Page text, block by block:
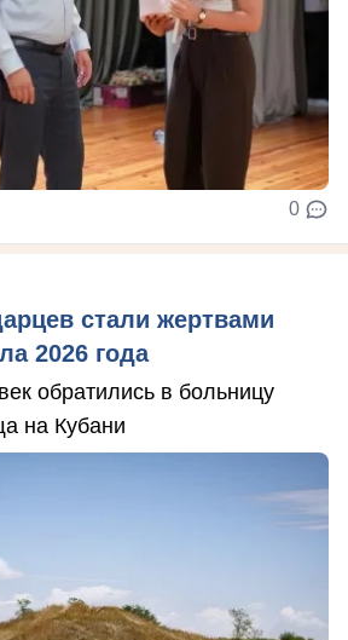
0
стали жертвами
2026 года
обратились в больницу
на Кубани